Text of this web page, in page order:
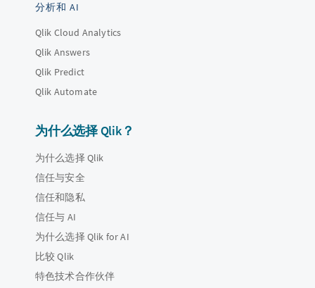
分析和 AI
Qlik Cloud Analytics
Qlik Answers
Qlik Predict
Qlik Automate
为什么选择 Qlik？
为什么选择 Qlik
信任与安全
信任和隐私
信任与 AI
为什么选择 Qlik for AI
比较 Qlik
特色技术合作伙伴